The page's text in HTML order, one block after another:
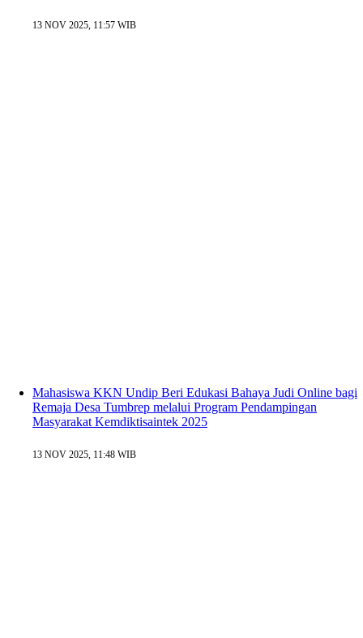
13 NOV 2025, 11:57 WIB
Mahasiswa KKN Undip Beri Edukasi Bahaya Judi Online bagi
Remaja Desa Tumbrep melalui Program Pendampingan
Masyarakat Kemdiktisaintek 2025
13 NOV 2025, 11:48 WIB